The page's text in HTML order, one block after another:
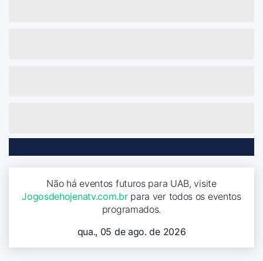
Não há eventos futuros para UAB, visite
Jogosdehojenatv.com.brpara ver todos os eventos
programados.
qua., 05 de ago. de 2026